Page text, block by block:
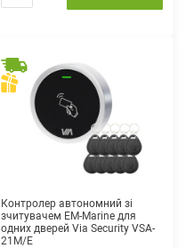
Контролер автономний зі
зчитувачем EM-Marine для
одних дверей Via Security VSA-
21M/E